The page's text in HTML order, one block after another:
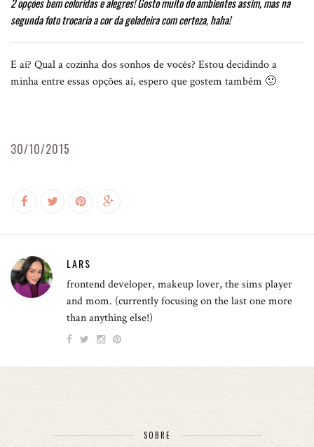
segunda foto trocaria a cor da geladeira com certeza, haha!
E aí? Qual a cozinha dos sonhos de vocês? Estou decidindo a
minha entre essas opções aí, espero que gostem também 🙂
30/10/2015
LARS
frontend developer, makeup lover, the sims player
and mom. (currently focusing on the last one more
than anything else!)
SOBRE